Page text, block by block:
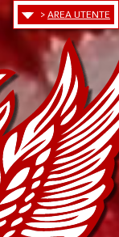
> AREA UTENTE